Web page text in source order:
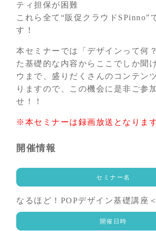
ティ担保が困難
これら全て“販促クラウドSPinno”
す！
本セミナーでは「デザインって何
た基礎的な内容からここでしか聞
ウまで、盛りだくさんのコンテン
りますので、この機会に是非ご参
せ！！
※本セミナーは録画放送となります
開催情報
セミナー名
なるほど！POPデザイン基礎講座
開催日時